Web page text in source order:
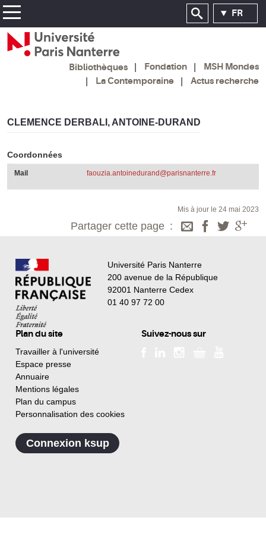
FR
Bibliothèques Fondation
MSH Mondes
La Contemporaine
Actus recherche
CLEMENCE DERBALI, ANTOINE-DURAND
Coordonnées
Mail faouzia.antoinedurand@parisnanterre.fr
Mis à jour le 24 mai 2023
Partager cette page
Université Paris Nanterre
200 avenue de la République
92001 Nanterre Cedex
01 40 97 72 00
Plan du site
Travailler à l'université
Espace presse
Annuaire
Mentions légales
Plan du campus
Personnalisation des cookies
Suivez-nous sur
Connexion ksup